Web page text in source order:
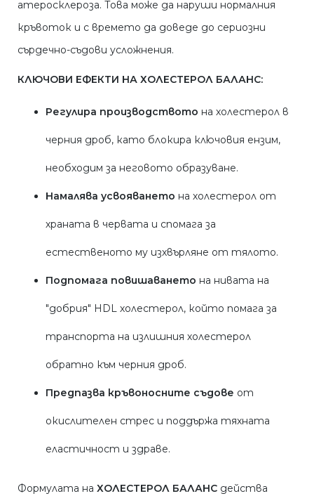
атеросклероза. Това може да наруши нормалния
кръвоток и с времето да доведе до сериозни
сърдечно-съдови усложнения.
КЛЮЧОВИ ЕФЕКТИ НА ХОЛЕСТЕРОЛ БАЛАНС:
Регулира производството на холестерол в
черния дроб, като блокира ключовия ензим,
необходим за неговото образуване.
Намалява усвояването на холестерол от
храната в червата и спомага за
естественото му изхвърляне от тялото.
Подпомага повишаването на нивата на
"добрия" HDL холестерол, който помага за
транспорта на излишния холестерол
обратно към черния дроб.
Предпазва кръвоносните съдове от
окислителен стрес и поддържа тяхната
еластичност и здраве.
Формулата на ХОЛЕСТЕРОЛ БАЛАНС действа